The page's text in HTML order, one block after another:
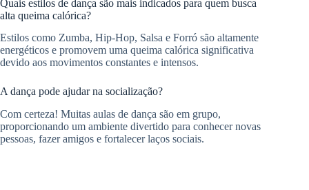
Quais estilos de dança são mais indicados para quem busca
alta queima calórica?
Estilos como Zumba, Hip-Hop, Salsa e Forró são altamente
energéticos e promovem uma queima calórica significativa
devido aos movimentos constantes e intensos.
A dança pode ajudar na socialização?
Com certeza! Muitas aulas de dança são em grupo,
proporcionando um ambiente divertido para conhecer novas
pessoas, fazer amigos e fortalecer laços sociais.